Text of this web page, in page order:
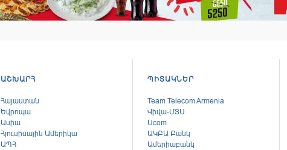
ԱՇԽԱՐՀ
Հայաստան
Եվրոպա
Ասիա
Հյուսիսային Ամերիկա
ԱՊՀ
ՊԻՏԱԿՆԵՐ
Team Telecom Armenia
Վիվա-ՄՏՍ
Ucom
ԱԿԲԱ Բանկ
Ամերիաբանկ